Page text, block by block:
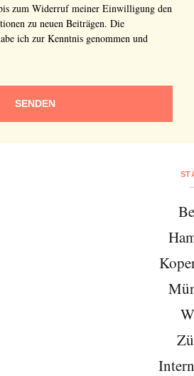
zum Widerruf meiner Einwilligung den
zu neuen Beiträgen. Die
ich zur Kenntnis genommen und
SENDEN